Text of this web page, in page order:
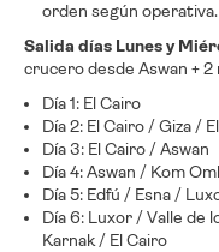
orden según operativa.
Salida días Lunes y
crucero desde Aswan + 2
Día 1: El Cairo
Día 2: El Cairo / Giza /
Día 3: El Cairo / Aswan
Día 4: Aswan / Kom
Día 5: Edfú / Esna /
Día 6: Luxor / Valle de
Karnak / El Cairo